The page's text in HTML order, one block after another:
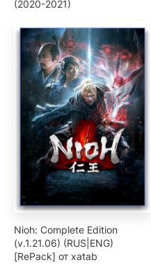
(2020-2021)
Nioh: Complete Edition
(v.1.21.06) (RUS|ENG)
[RePack] от xatab